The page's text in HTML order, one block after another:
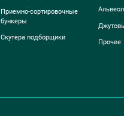
Приемно-сортировочные
бункеры
Скутера подборщики
Прочее